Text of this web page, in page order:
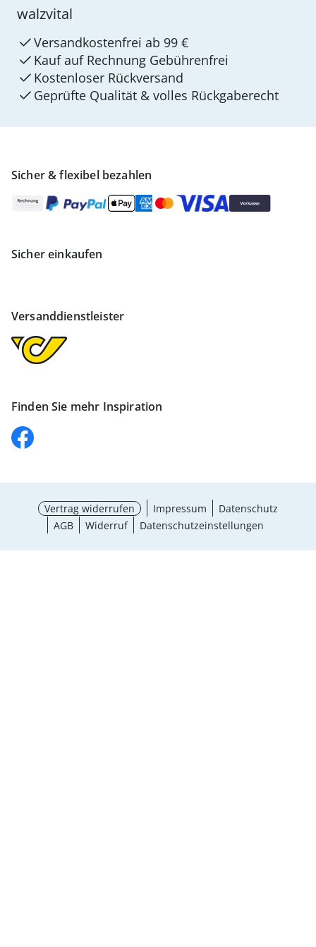
Sicher & flexibel bezahlen
Sicher einkaufen
Versanddienstleister
Finden Sie mehr Inspiration
walzvital
Versandkostenfrei ab 99 €
Kauf auf Rechnung Gebührenfrei
Kostenloser Rückversand
Geprüfte Qualität & volles Rückgaberecht
Vertrag widerrufen Impressum
Datenschutz
AGB
Widerruf Datenschutzeinstellungen